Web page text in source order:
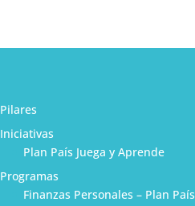
Pilares
Iniciativas
Plan País Juega y Aprende
Programas
Finanzas Personales – Plan País